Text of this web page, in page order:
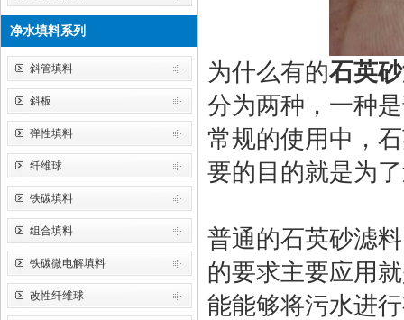
净水填料系列
斜管填料
斜板
弹性填料
纤维球
铁碳填料
组合填料
铁碳微电解填料
改性纤维球
为什么有的石英
分为两种，一种
常规的使用中，
要的目的就是为
普通的石英砂滤
的要求主要应用
能能够将污水进